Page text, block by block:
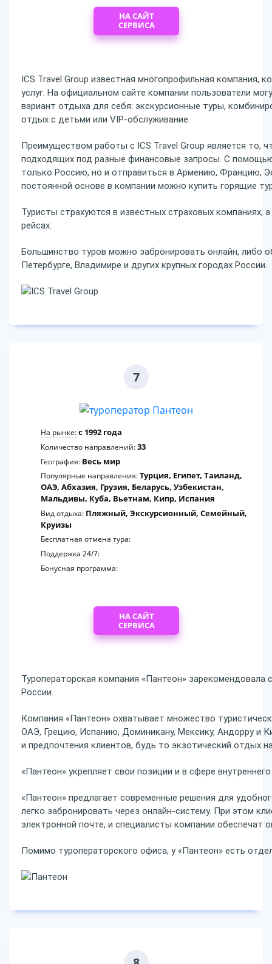
НА САЙТ
СЕРВИСА
ICS Travel Group известная многопрофильная компания,
услуг. На официальном сайте компании пользователи
вариант отдыха для себя: экскурсионные туры,
отдых с детьми или VIP-обслуживание.
Преимуществом работы с ICS Travel Group является то,
подходящих под разные финансовые запросы. С
только Россию, но и отправиться в Армению, Францию,
постоянной основе в компании можно купить горящие
Туристы страхуются в известных страховых компаниях,
рейсах.
Большинство туров можно забронировать онлайн, либо
Петербурге, Владимире и других крупных городах России.
7
На рынке:c 1992 года
Количество направлений:33
География: Весь мир
Популярные направления:Турция, Египет, Таиланд,
ОАЭ, Абхазия, Грузия, Беларусь, Узбекистан,
Мальдивы, Куба, Вьетнам, Кипр, Испания
Вид отдыха: Пляжный, Экскурсионный, Семейный,
Круизы
Бесплатная отмена тура:
Поддержка 24/7:
Бонусная программа:
НА САЙТ
СЕРВИСА
Туроператорская компания «Пантеон» зарекомендовала
России.
Компания «Пантеон» охватывает множество
ОАЭ, Грецию, Испанию, Доминикану, Мексику, Андорру и
и предпочтения клиентов, будь то экзотический отдых
«Пантеон» укрепляет свои позиции и в сфере
«Пантеон» предлагает современные решения для
легко забронировать через онлайн-систему. При этом
электронной почте, и специалисты компании обеспечат
Помимо туроператорского офиса, у «Пантеон» есть